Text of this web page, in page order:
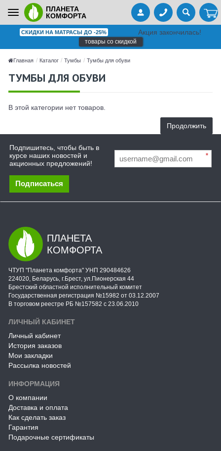
Toggle
navigation
ПЛАНЕТА
КОМФОРТА
СКИДКИ НА МАТРАСЫ ДО -25% Акция закончилась!
товары со скидкой
Главная Каталог Тумбы Тумбы для обуви
ТУМБЫ ДЛЯ ОБУВИ
В этой категории нет товаров.
Продолжить
Подпишитесь, чтобы быть в
курсе наших новостей и
акционных предложений!
*
Подписаться
ПЛАНЕТА
КОМФОРТА
ЧТУП "Планета комфорта" УНП 290484626
224020, Беларусь, г.Брест, ул.Пионерская 44
Брестский областной исполнительный комитет
Государственная регистрация №15982 от 03.12.2007
В торговом реестре РБ №157582 с 23.06.2010
ЛИЧНЫЙ КАБИНЕТ
Личный кабинет
История заказов
Мои закладки
Рассылка новостей
ИНФОРМАЦИЯ
О компании
Доставка и оплата
Как сделать заказ
Гарантия
Подарочные сертификаты